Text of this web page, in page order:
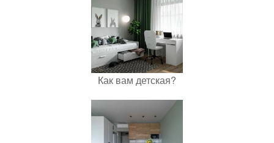
Как вам детская?